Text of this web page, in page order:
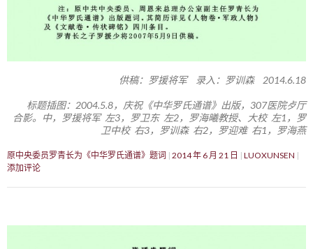
供稿：罗援将军 录入：罗训森 2014.6.18
标题插图：2004.5.8，庆祝《中华罗氏通谱》出版，307医院歺厅
合影。中，罗援将军 左3，罗卫东 左2，罗海曦教授、大校 左1，罗
卫中校 右3，罗训森 右2，罗迎难 右1，罗海燕
原中央委员罗青长为《中华罗氏通谱》题词 2014 年 6 月 21 日
LUOXUNSEN
添加评论